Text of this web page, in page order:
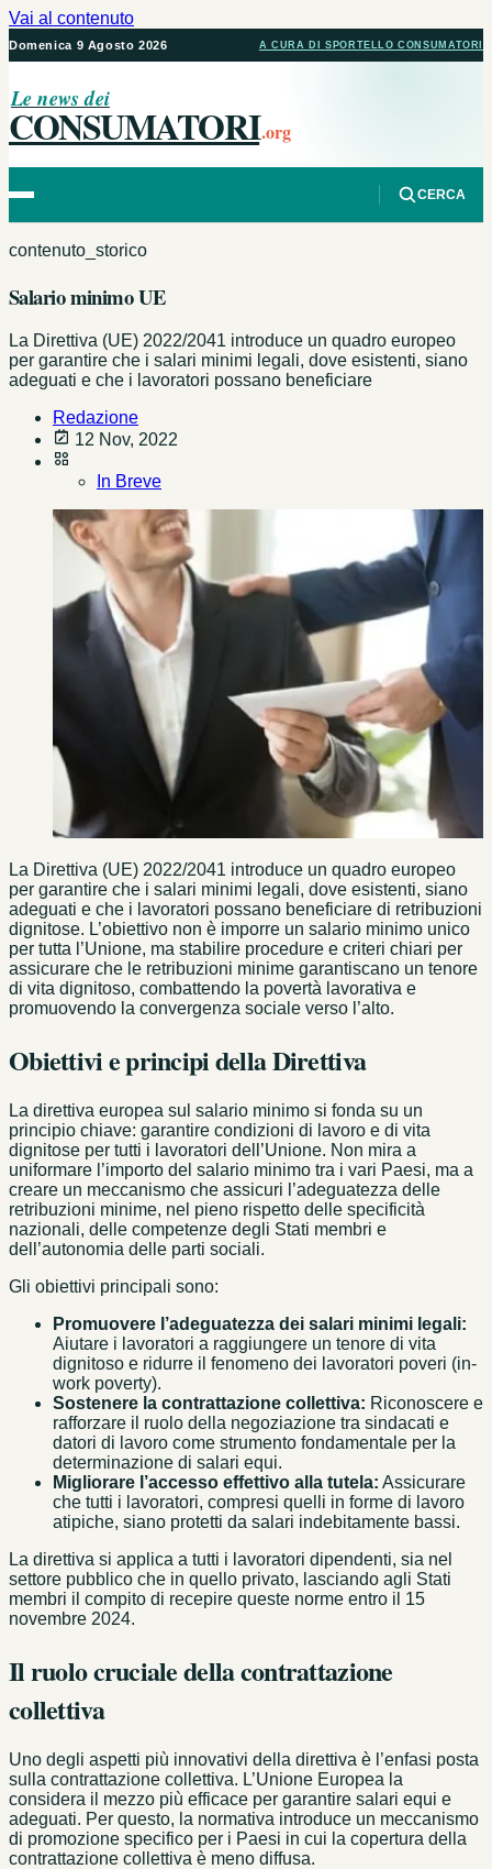
Vai al contenuto
Domenica 9 Agosto 2026 A CURA DI SPORTELLO CONSUMATORI
Le news dei
CONSUMATORI.org
CERCA
contenuto_storico
Salario minimo UE
La Direttiva (UE) 2022/2041 introduce un quadro europeo
per garantire che i salari minimi legali, dove esistenti, siano
adeguati e che i lavoratori possano beneficiare
Redazione
12 Nov, 2022
In Breve
La Direttiva (UE) 2022/2041 introduce un quadro europeo
per garantire che i salari minimi legali, dove esistenti, siano
adeguati e che i lavoratori possano beneficiare di retribuzioni
dignitose. L’obiettivo non è imporre un salario minimo unico
per tutta l’Unione, ma stabilire procedure e criteri chiari per
assicurare che le retribuzioni minime garantiscano un tenore
di vita dignitoso, combattendo la povertà lavorativa e
promuovendo la convergenza sociale verso l’alto.
Obiettivi e principi della Direttiva
La direttiva europea sul salario minimo si fonda su un
principio chiave: garantire condizioni di lavoro e di vita
dignitose per tutti i lavoratori dell’Unione. Non mira a
uniformare l’importo del salario minimo tra i vari Paesi, ma a
creare un meccanismo che assicuri l’adeguatezza delle
retribuzioni minime, nel pieno rispetto delle specificità
nazionali, delle competenze degli Stati membri e
dell’autonomia delle parti sociali.
Gli obiettivi principali sono:
Promuovere l’adeguatezza dei salari minimi legali:
Aiutare i lavoratori a raggiungere un tenore di vita
dignitoso e ridurre il fenomeno dei lavoratori poveri (in-
work poverty).
Sostenere la contrattazione collettiva: Riconoscere e
rafforzare il ruolo della negoziazione tra sindacati e
datori di lavoro come strumento fondamentale per la
determinazione di salari equi.
Migliorare l’accesso effettivo alla tutela: Assicurare
che tutti i lavoratori, compresi quelli in forme di lavoro
atipiche, siano protetti da salari indebitamente bassi.
La direttiva si applica a tutti i lavoratori dipendenti, sia nel
settore pubblico che in quello privato, lasciando agli Stati
membri il compito di recepire queste norme entro il 15
novembre 2024.
Il ruolo cruciale della contrattazione
collettiva
Uno degli aspetti più innovativi della direttiva è l’enfasi posta
sulla contrattazione collettiva. L’Unione Europea la
considera il mezzo più efficace per garantire salari equi e
adeguati. Per questo, la normativa introduce un meccanismo
di promozione specifico per i Paesi in cui la copertura della
contrattazione collettiva è meno diffusa.